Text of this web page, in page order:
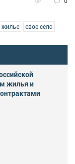
жилье свое село
жилья и